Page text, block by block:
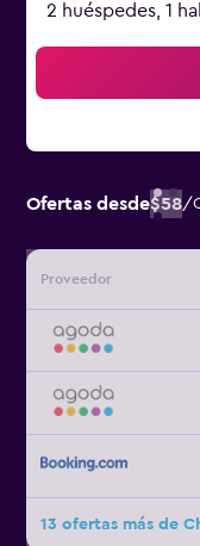
2 huéspedes, 1
Ofertas desde$58/
Proveedor
13 ofertas más de